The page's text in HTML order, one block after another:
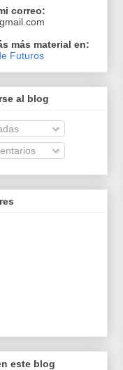
correo:
más material en:
Futuros
al blog
este blog